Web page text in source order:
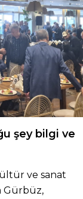
şey bilgi ve
ve sanat
Gürbüz,